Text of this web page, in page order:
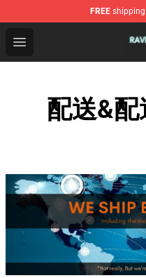
FREE
Open menu
Ravenswatch Shop -
配送&